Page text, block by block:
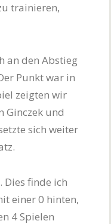
trainieren,
an den Abstieg
Punkt war in
zeigten wir
Ginczek und
sich weiter
Dies finde ich
einer 0 hinten,
4 Spielen